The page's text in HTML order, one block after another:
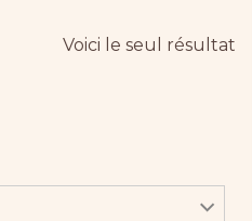
Voici le seul résultat